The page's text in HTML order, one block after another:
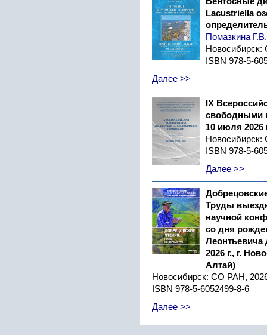
Lacustriella
Помазкина Г.В.
ISBN 978-5-
Далее >>
IX
свободными
10 июля 2026
ISBN 978-5-
Далее >>
Труды
научной
со дня
2026 г., г.
Алтай)
Новосибирск: СО РАН,
ISBN 978-5-6052499-8-6
Далее >>